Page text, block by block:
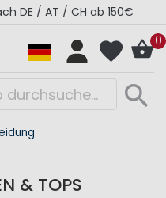
- Super Sale
0
& TOPS